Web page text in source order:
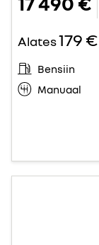
Alates179 €
Bensiin
Manuaal